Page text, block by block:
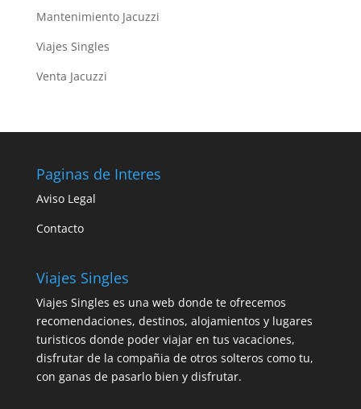
Mantenimiento Jacuzzi
Viajes Singles
Venta Jacuzzi
Paginas de Interes
Aviso Legal
Contacto
Viajes Singles
Viajes Singles es una web donde te ofrecemos
recomendaciones, destinos, alojamientos y lugares
turisticos donde poder viajar en tus vacaciones,
disfrutar de la compañia de otros solteros como tu,
con ganas de pasarlo bien y disfrutar.